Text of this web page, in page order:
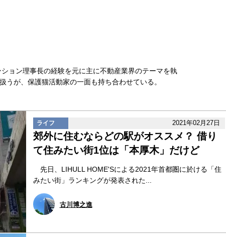
ョン理事長の経験を元に主に不動産業界のテーマを執
うが、保護猫活動家の一面も持ち合わせている。
ライフ 2021年02月27日
郊外に住むならどの駅がオススメ？ 借り
て住みたい街1位は「本厚木」だけど
先日、LIHULL HOME'Sによる2021年首都圏に於ける「住
みたい街」ランキングが発表された...
古川博之進